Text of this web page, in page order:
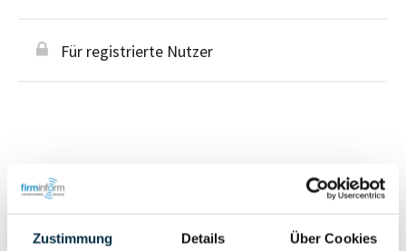
Zustimmung Details Über Cookies
Für registrierte Nutzer
Personen im Unternehmen